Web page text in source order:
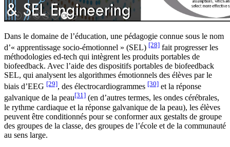
Dans le domaine de l’éducation, une pédagogie connue sous le nom
d’« apprentissage socio-émotionnel » (SEL) [28] fait progresser les
méthodologies ed-tech qui intègrent les produits portables de
biofeedback. Avec l’aide des dispositifs portables de biofeedback
SEL, qui analysent les algorithmes émotionnels des élèves par le
biais d’EEG [29], des électrocardiogrammes [30] et la réponse
galvanique de la peau[31] (en d’autres termes, les ondes cérébrales,
le rythme cardiaque et la réponse galvanique de la peau), les élèves
peuvent être conditionnés pour se conformer aux gestalts de groupe
des groupes de la classe, des groupes de l’école et de la communauté
au sens large.